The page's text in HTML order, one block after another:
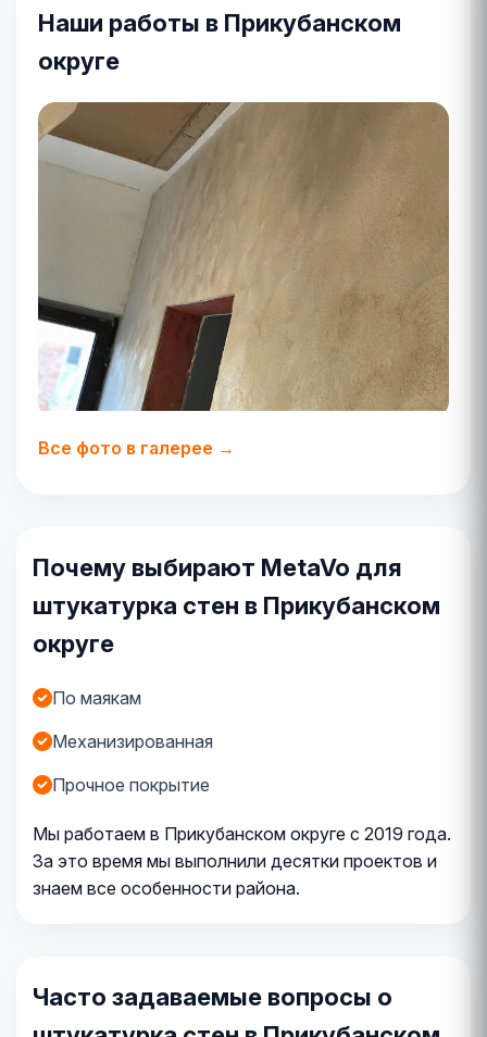
Наши работы в Прикубанском
округе
Все фото в галерее →
Почему выбирают MetaVo для
штукатурка стен в Прикубанском
округе
По маякам
Механизированная
Прочное покрытие
Мы работаем в Прикубанском округе с 2019 года.
За это время мы выполнили десятки проектов и
знаем все особенности района.
Часто задаваемые вопросы о